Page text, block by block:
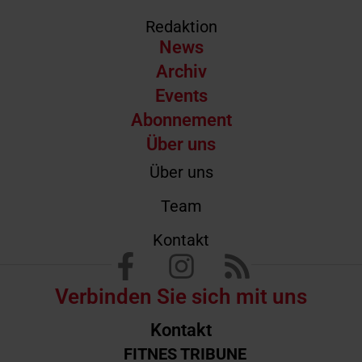
Redaktion
News
Archiv
Events
Abonnement
Über uns
Über uns
Team
Kontakt
Kontakt
FITNES TRIBUNE
Verbinden Sie sich mit uns